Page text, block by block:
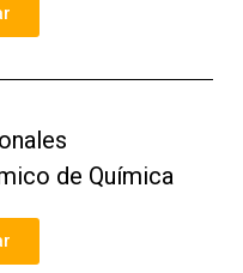
de Química